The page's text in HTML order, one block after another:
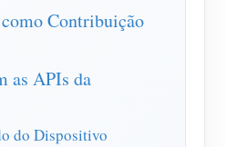
Contribuição
as APIs da
do Dispositivo